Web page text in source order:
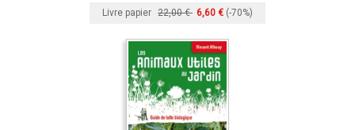
Livre papier 22,00 € 6,60 € (-70%)